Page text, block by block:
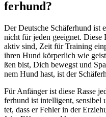
fer­hund?
Der Deut­sche Schä­fer­hund ist
nicht für jeden geeig­net. Die­se
aktiv sind, Zeit für Trai­ning
ihren Hund kör­per­lich wie
ßen bist, Dich bewegst und
nem Hund hast, ist der
Für Anfän­ger ist die­se Ras­se
fer­hund ist intel­li­gent, sen­si­bel
tet, dass er Feh­ler in der